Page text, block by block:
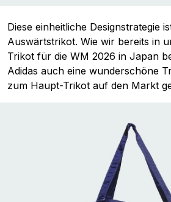
Diese einheitliche Designstrategie
Auswärtstrikot. Wie wir bereits in
Trikot für die WM 2026 in Japan
Adidas auch eine wunderschöne
zum Haupt-Trikot auf den Markt